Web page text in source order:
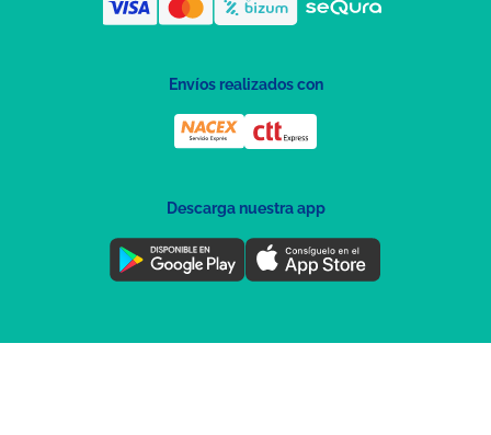
Envíos realizados con
Descarga nuestra app